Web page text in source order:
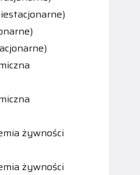
żywności
żywności